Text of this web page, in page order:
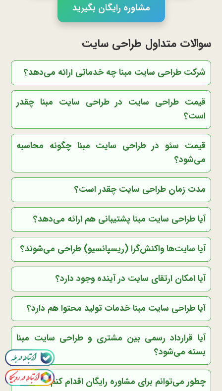
مشاوره رایگان بگیرید
سوالات متداول طراحی سایت
شرکت طراحی سایت مبنا چه خدماتی ارائه می‌دهد؟
قیمت طراحی سایت در طراحی سایت مبنا چقدر
است؟
قیمت سئو در طراحی سایت مبنا چگونه محاسبه
می‌شود؟
مدت زمان طراحی سایت چقدر است؟
آیا طراحی سایت مبنا پشتیبانی هم ارائه می‌دهد؟
آیا سایت‌ها واکنش‌گرا (ریسپانسیو) طراحی می‌شوند؟
آیا امکان ارتقای سایت در آینده وجود دارد؟
آیا طراحی سایت مبنا خدمات تولید محتوا هم دارد؟
آیا قرارداد رسمی بین مشتری و طراحی سایت مبنا
بسته می‌شود؟
چطور می‌توانم برای مشاوره رایگان اقدام کنم؟